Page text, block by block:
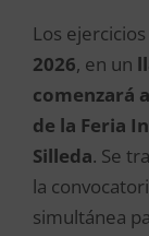
Los
2026, en un
comenzará
de la Feria
Silleda. Se
la
simultánea